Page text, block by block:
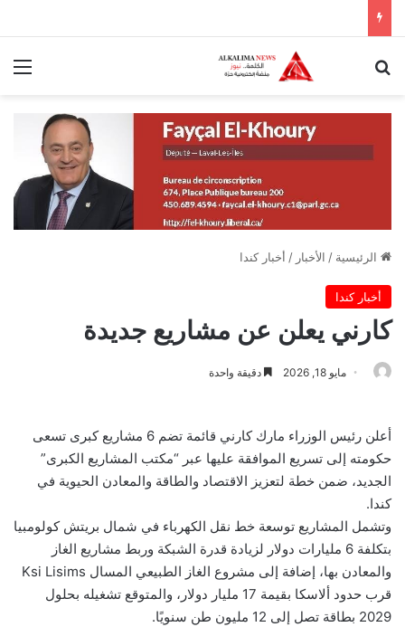
الرئيسية / الأخبار / أخبار كندا
أخبار كندا
كارني يعلن عن مشاريع جديدة
مايو 18, 2026 دقيقة واحدة
أعلن رئيس الوزراء مارك كارني قائمة تضم 6 مشاريع كبرى تسعى
حكومته إلى تسريع الموافقة عليها عبر “مكتب المشاريع الكبرى”
الجديد، ضمن خطة لتعزيز الاقتصاد والطاقة والمعادن الحيوية في
كندا.
وتشمل المشاريع توسعة خط نقل الكهرباء في شمال بريتش كولومبيا
بتكلفة 6 مليارات دولار لزيادة قدرة الشبكة وربط مشاريع الغاز
والمعادن بها، إضافة إلى مشروع الغاز الطبيعي المسال Ksi Lisims
قرب حدود ألاسكا بقيمة 17 مليار دولار، والمتوقع تشغيله بحلول
2029 بطاقة تصل إلى 12 مليون طن سنويًا.